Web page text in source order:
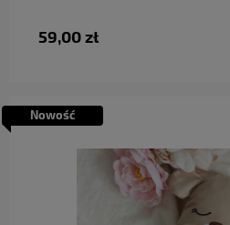
59,00 zł
Nowość